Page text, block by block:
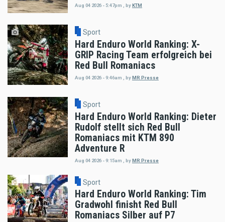
Aug 04 2026 - 5:47pm , by KTM
Sport
Hard Enduro World Ranking: X-
GRIP Racing Team erfolgreich bei
Red Bull Romaniacs
Aug 04 2026 - 9:46am byMR Presse
Sport
Hard Enduro World Ranking: Dieter
Rudolf stellt sich Red Bull
Romaniacs mit KTM 890
Adventure R
Aug 04 2026 - 9:15am byMR Presse
Sport
Hard Enduro World Ranking: Tim
Gradwohl finisht Red Bull
Romaniacs Silber auf P7